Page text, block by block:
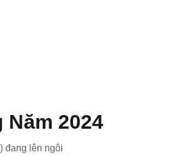
2024
đang lên ngôi